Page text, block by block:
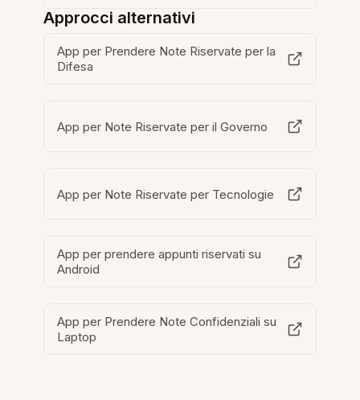
Approcci alternativi
App per Prendere Note Riservate per la
Difesa
App per Note Riservate per il Governo
App per Note Riservate per Tecnologie
App per prendere appunti riservati su
Android
App per Prendere Note Confidenziali su
Laptop